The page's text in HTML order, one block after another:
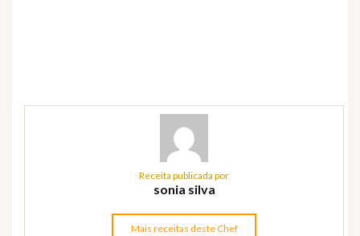
Receita publicada por
sonia silva
Mais receitas deste Chef